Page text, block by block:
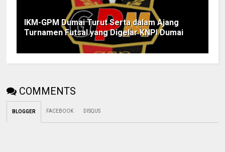
IKM-GPM Dumai Turut Serta dalam Ajang
Turnamen Futsal yang Digelar KNPI Dumai
COMMENTS
BLOGGER FACEBOOK DISQUS